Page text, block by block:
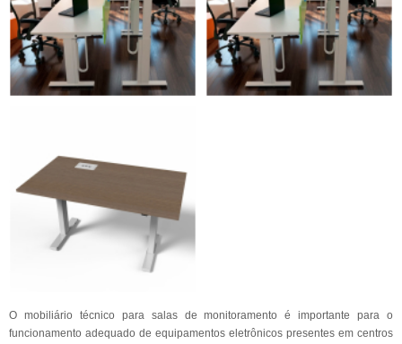
O mobiliário técnico para salas de monitoramento é importante para o
funcionamento adequado de equipamentos eletrônicos presentes em centros